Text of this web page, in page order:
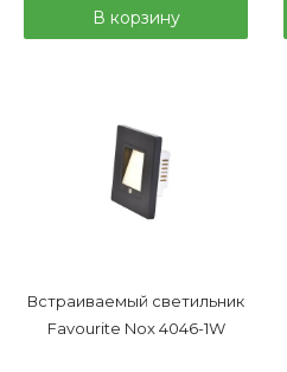
В корзину
Встраиваемый светильник
Favourite Nox 4046-1W